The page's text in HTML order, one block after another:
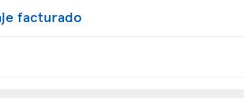
facturado